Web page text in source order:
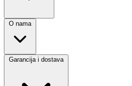
O nama
Garancija i dostava